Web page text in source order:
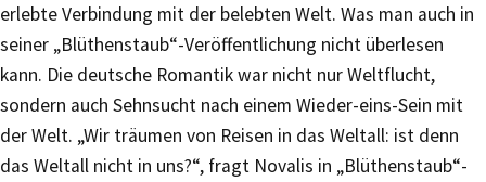
erlebte Verbindung mit der belebten Welt. Was man auch in
seiner „Blüthenstaub“-Veröffentlichung nicht überlesen
kann. Die deutsche Romantik war nicht nur Weltflucht,
sondern auch Sehnsucht nach einem Wieder-eins-Sein mit
der Welt. „Wir träumen von Reisen in das Weltall: ist denn
das Weltall nicht in uns?“, fragt Novalis in „Blüthenstaub“-